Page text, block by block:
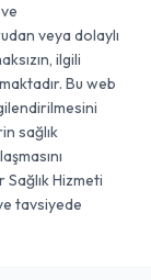
veya dolaylı
ilgili
Bu web
sağlık
Hizmeti
tavsiyede